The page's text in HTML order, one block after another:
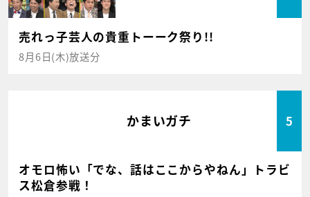
売れっ子芸人の貴重トーーク祭り!!
8月6日(木)放送分
かまいガチ 5
オモロ怖い「でな、話はここからやねん」トラビ
ス松倉参戦！